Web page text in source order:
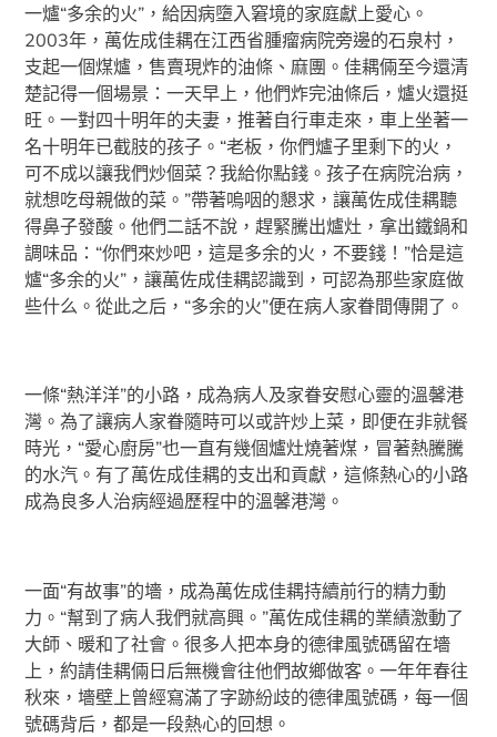
一爐“多余的火”，給因病墮入窘境的家庭獻上愛心。
2003年，萬佐成佳耦在江西省腫瘤病院旁邊的石泉村，
支起一個煤爐，售賣現炸的油條、麻團。佳耦倆至今還清
楚記得一個場景：一天早上，他們炸完油條后，爐火還挺
旺。一對四十明年的夫妻，推著自行車走來，車上坐著一
名十明年已截肢的孩子。“老板，你們爐子里剩下的火，
可不成以讓我們炒個菜？我給你點錢。孩子在病院治病，
就想吃母親做的菜。”帶著嗚咽的懇求，讓萬佐成佳耦聽
得鼻子發酸。他們二話不說，趕緊騰出爐灶，拿出鐵鍋和
調味品：“你們來炒吧，這是多余的火，不要錢！”恰是這
爐“多余的火”，讓萬佐成佳耦認識到，可認為那些家庭做
些什么。從此之后，“多余的火”便在病人家眷間傳開了。
一條“熱洋洋”的小路，成為病人及家眷安慰心靈的溫馨港
灣。為了讓病人家眷隨時可以或許炒上菜，即便在非就餐
時光，“愛心廚房”也一直有幾個爐灶燒著煤，冒著熱騰騰
的水汽。有了萬佐成佳耦的支出和貢獻，這條熱心的小路
成為良多人治病經過歷程中的溫馨港灣。
一面“有故事”的墻，成為萬佐成佳耦持續前行的精力動
力。“幫到了病人我們就高興。”萬佐成佳耦的業績激動了
大師、暖和了社會。很多人把本身的德律風號碼留在墻
上，約請佳耦倆日后無機會往他們故鄉做客。一年年春往
秋來，墻壁上曾經寫滿了字跡紛歧的德律風號碼，每一個
號碼背后，都是一段熱心的回想。